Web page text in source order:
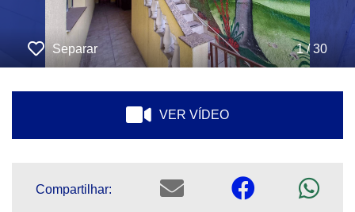
Separar 1 / 30
VER VÍDEO
Compartilhar: